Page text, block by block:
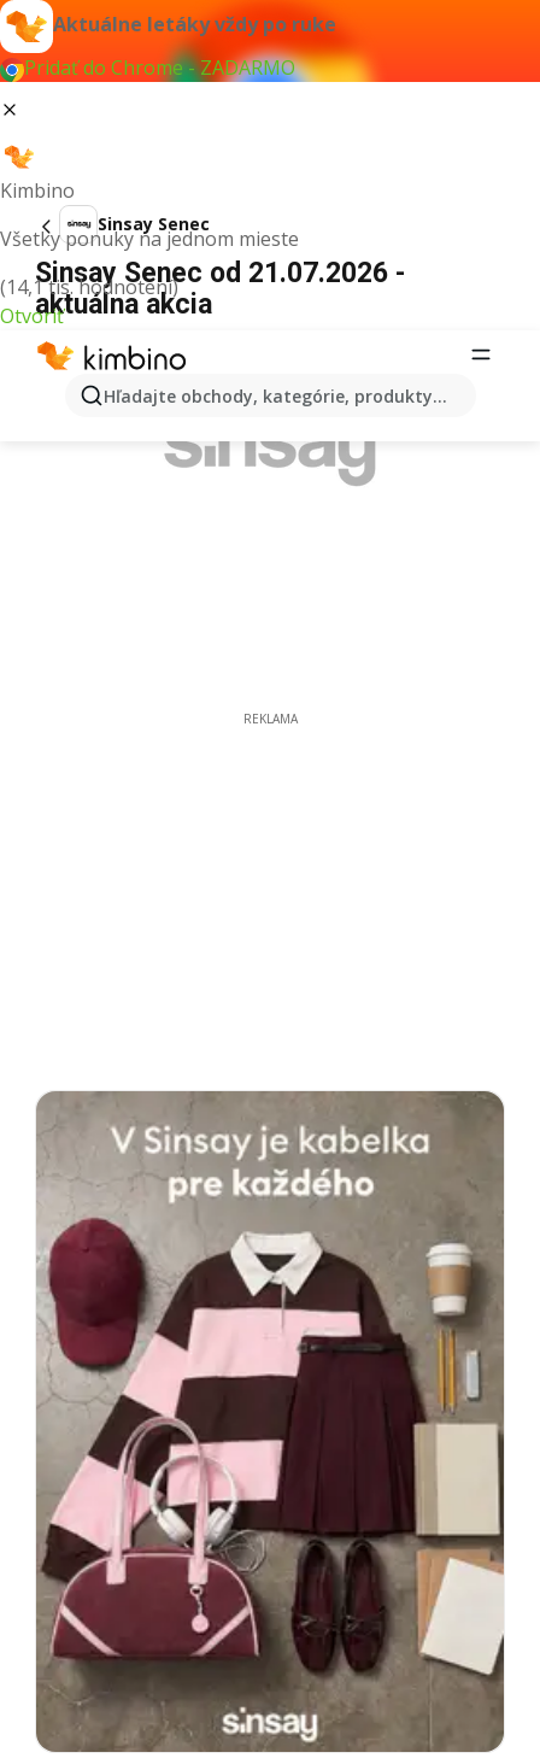
Aktuálne letáky vždy po ruke
Pridať do Chrome - ZADARMO
Kimbino
Všetky ponuky na jednom mieste
(14,1 tis. hodnotení)
Otvoriť
Hľadajte obchody, kategórie, produkty...
Sinsay Senec
Sinsay Senec od 21.07.2026 -
aktuálna akcia
REKLAMA